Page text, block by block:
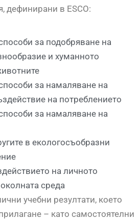
дефинирани в ESCO:
за подобряване на
и хуманното
за намаляване на
на потреблението
за намаляване на
в екологосъобразни
на личното
среда
учебни резултати, което
– като самостоятелни